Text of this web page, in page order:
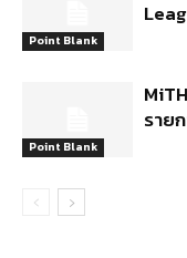
Point Blank
Point Blank
ราย